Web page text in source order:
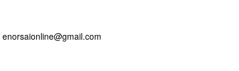
enorsaionline@gmail.com